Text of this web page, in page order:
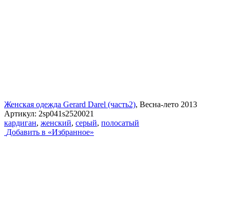
Женская одежда Gerard Darel (часть2), Весна-лето 2013
Артикул: 2sp041s2520021
кардиган, женский, серый, полосатый
Добавить в «Избранное»